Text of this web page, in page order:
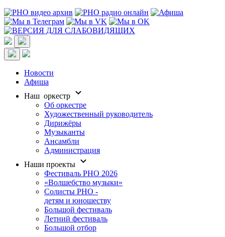
Новости
Афиша
Наш оркестр
Об оркестре
Художественный руководитель
Дирижёры
Музыканты
Ансамбли
Администрация
Наши проекты
Фестиваль РНО 2026
«Волшебство музыки»
Солисты РНО -
детям и юношеству
Большой фестиваль
Летний фестиваль
Большой отбор